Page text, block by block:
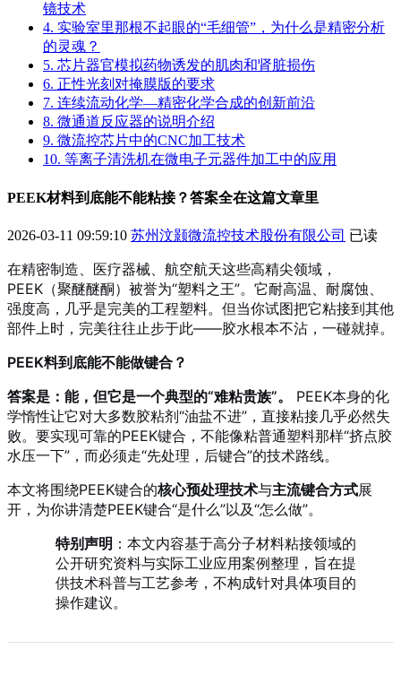
镜技术
4. 实验室里那根不起眼的“毛细管”，为什么是精密分析
的灵魂？
5. 芯片器官模拟药物诱发的肌肉和肾脏损伤
6. 正性光刻对掩膜版的要求
7. 连续流动化学—精密化学合成的创新前沿
8. 微通道反应器的说明介绍
9. 微流控芯片中的CNC加工技术
10. 等离子清洗机在微电子元器件加工中的应用
PEEK材料到底能不能粘接？答案全在这篇文章里
2026-03-11 09:59:10 苏州汶颢微流控技术股份有限公司 已读
在精密制造、医疗器械、航空航天这些高精尖领域，
PEEK（聚醚醚酮）被誉为“塑料之王”。它耐高温、耐腐蚀、
强度高，几乎是完美的工程塑料。但当你试图把它粘接到其他
部件上时，完美往往止步于此——胶水根本不沾，一碰就掉。
PEEK料到底能不能做键合？
答案是：能，但它是一个典型的“难粘贵族”。
PEEK本身的化
学惰性让它对大多数胶粘剂“油盐不进”，直接粘接几乎必然失
败。要实现可靠的PEEK键合，不能像粘普通塑料那样“挤点胶
水压一下”，而必须走“先处理，后键合”的技术路线。
本文将围绕PEEK键合的核心预处理技术与主流键合方式展
开，为你讲清楚PEEK键合“是什么”以及“怎么做”。
特别声明 ：本文内容基于高分子材料粘接领域的
公开研究资料与实际工业应用案例整理，旨在提
供技术科普与工艺参考，不构成针对具体项目的
操作建议。